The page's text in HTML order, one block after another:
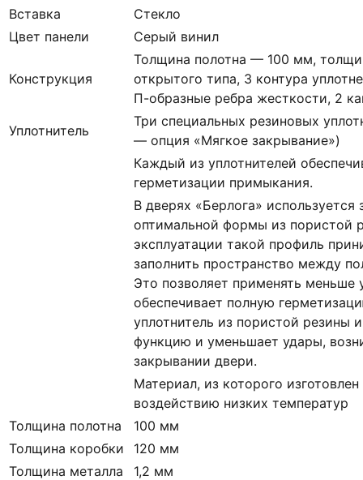
Вставка
Стекло
Цвет панели
Серый винил
Конструкция
Толщина полотна — 100 мм,
открытого типа, 3 контура
П-образные ребра жесткости, 2
Уплотнитель
Три специальных резиновых
— опция «Мягкое закрывание»)
Каждый из уплотнителей
герметизации примыкания.
В дверях «Берлога»
оптимальной формы из пористой
эксплуатации такой профиль
заполнить пространство между
Это позволяет применять
обеспечивает полную
уплотнитель из пористой
функцию и уменьшает удары,
закрывании двери.
Материал, из которого
воздействию низких температур
Толщина полотна
100 мм
Толщина коробки
120 мм
Толщина металла
1,2 мм